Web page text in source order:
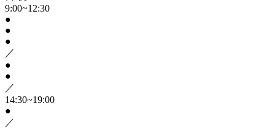
9:00~12:30
●
●
●
／
●
●
／
14:30~19:00
●
／